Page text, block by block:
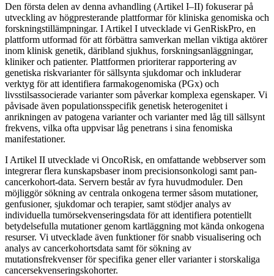
Den första delen av denna avhandling (Artikel I–II) fokuserar på
utveckling av högpresterande plattformar för kliniska genomiska och
forskningstillämpningar. I Artikel I utvecklade vi GenRiskPro, en
plattform utformad för att förbättra samverkan mellan viktiga aktörer
inom klinisk genetik, däribland sjukhus, forskningsanläggningar,
kliniker och patienter. Plattformen prioriterar rapportering av
genetiska riskvarianter för sällsynta sjukdomar och inkluderar
verktyg för att identifiera farmakogenomiska (PGx) och
livsstilsassocierade varianter som påverkar komplexa egenskaper. Vi
påvisade även populationsspecifik genetisk heterogenitet i
anrikningen av patogena varianter och varianter med låg till sällsynt
frekvens, vilka ofta uppvisar låg penetrans i sina fenomiska
manifestationer.
I Artikel II utvecklade vi OncoRisk, en omfattande webbserver som
integrerar flera kunskapsbaser inom precisionsonkologi samt pan-
cancerkohort-data. Servern består av fyra huvudmoduler. Den
möjliggör sökning av centrala onkogena termer såsom mutationer,
genfusioner, sjukdomar och terapier, samt stödjer analys av
individuella tumörsekvenseringsdata för att identifiera potentiellt
betydelsefulla mutationer genom kartläggning mot kända onkogena
resurser. Vi utvecklade även funktioner för snabb visualisering och
analys av cancerkohortsdata samt för sökning av
mutationsfrekvenser för specifika gener eller varianter i storskaliga
cancersekvenseringskohorter.